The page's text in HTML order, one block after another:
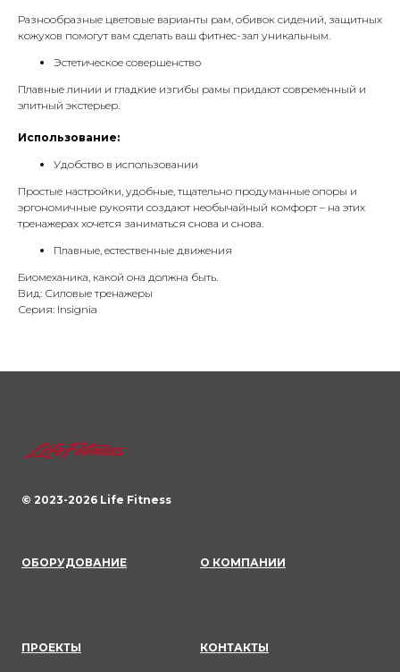
Разнообразные цветовые варианты рам, обивок сидений, защитных
кожухов помогут вам сделать ваш фитнес-зал уникальным.
Эстетическое совершенство
Плавные линии и гладкие изгибы рамы придают современный и
элитный экстерьер.
Использование:
Удобство в использовании
Простые настройки, удобные, тщательно продуманные опоры и
эргономичные рукояти создают необычайный комфорт – на этих
тренажерах хочется заниматься снова и снова.
Плавные, естественные движения
Биомеханика, какой она должна быть.
Вид: Силовые тренажеры
Серия: Insignia
© 2023-2026 Life Fitness
ОБОРУДОВАНИЕ О КОМПАНИИ
ПРОЕКТЫ КОНТАКТЫ